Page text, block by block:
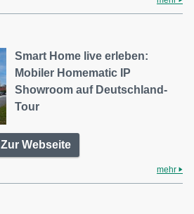
Smart Home live erleben:
Mobiler Homematic IP
Showroom auf Deutschland-
Tour
Zur Webseite
mehr